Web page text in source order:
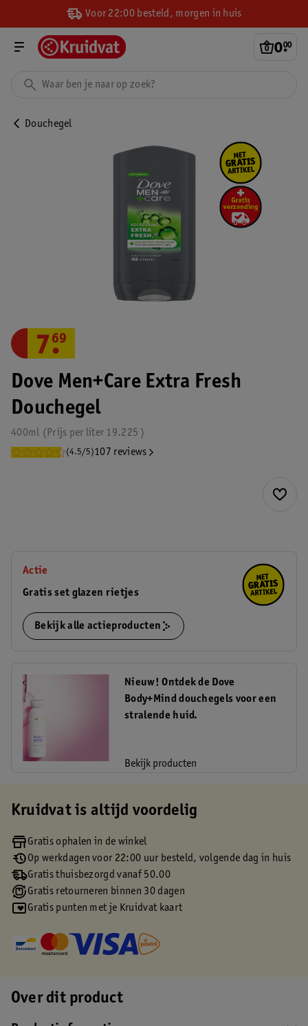
Voor 22:00 besteld, morgen in huis
0.
00
Douchegel
Dove Men+Care Extra Fresh
Douchegel
400ml 19.225
Prijs per liter
(4.5/5)107 reviews
7.
69
Actie
Gratis set glazen rietjes
Bekijk alle actieproducten
Nieuw! Ontdek de Dove
Body+Mind douchegels voor een
stralende huid.
Bekijk producten
Kruidvat is altijd voordelig
Gratis ophalen in de winkel
Op werkdagen voor 22:00 uur besteld, volgende dag in huis
Gratis thuisbezorgd vanaf 50.00
Gratis retourneren binnen 30 dagen
Gratis punten met je Kruidvat kaart
Over dit product